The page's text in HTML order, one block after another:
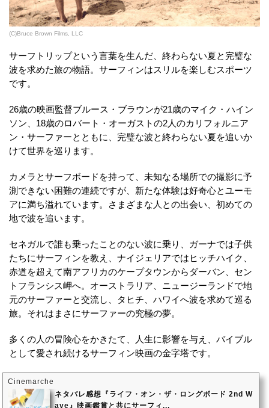
(C)Bruce Brown Films, LLC
サーフトリップという言葉を生んだ、終わらない夏と完璧な
波を求めた旅の物語。サーフィンはスリルを楽しむスポーツ
です。
26歳の映画監督ブルース・ブラウンが21歳のマイク・ハイン
ソン、18歳のロバート・オーガストの2人のカリフォルニア
ン・サーファーとともに、完璧な波と終わらない夏を追いか
けて世界を巡ります。
カメラとサーフボードを持って、未知なる場所での撮影に予
測できない困難の連続ですが、新たな体験は好奇心とユーモ
アに満ち溢れています。さまざまな人との出会い、初めての
地で波を追います。
セネガルで誰も乗ったことのない波に乗り、ガーナでは子供
たちにサーフィンを教え、ナイジェリアではヒッチハイク、
赤道を超えて南アフリカのケープタウンからダーバン、セン
トフランシス岬へ。オーストラリア、ニュージーランドで地
元のサーファーと交流し、タヒチ、ハワイへ波を求めて巡る
旅。それはまさにサーファーの究極の夢。
多くの人の冒険心をかきたて、人生に影響を与え、バイブル
として愛され続けるサーフィン映画の金字塔です。
Cinemarche
ネタバレ感想『ライフ・オン・ザ・ロングボード 2nd W
ave』映画鑑賞と共にサーフィ...